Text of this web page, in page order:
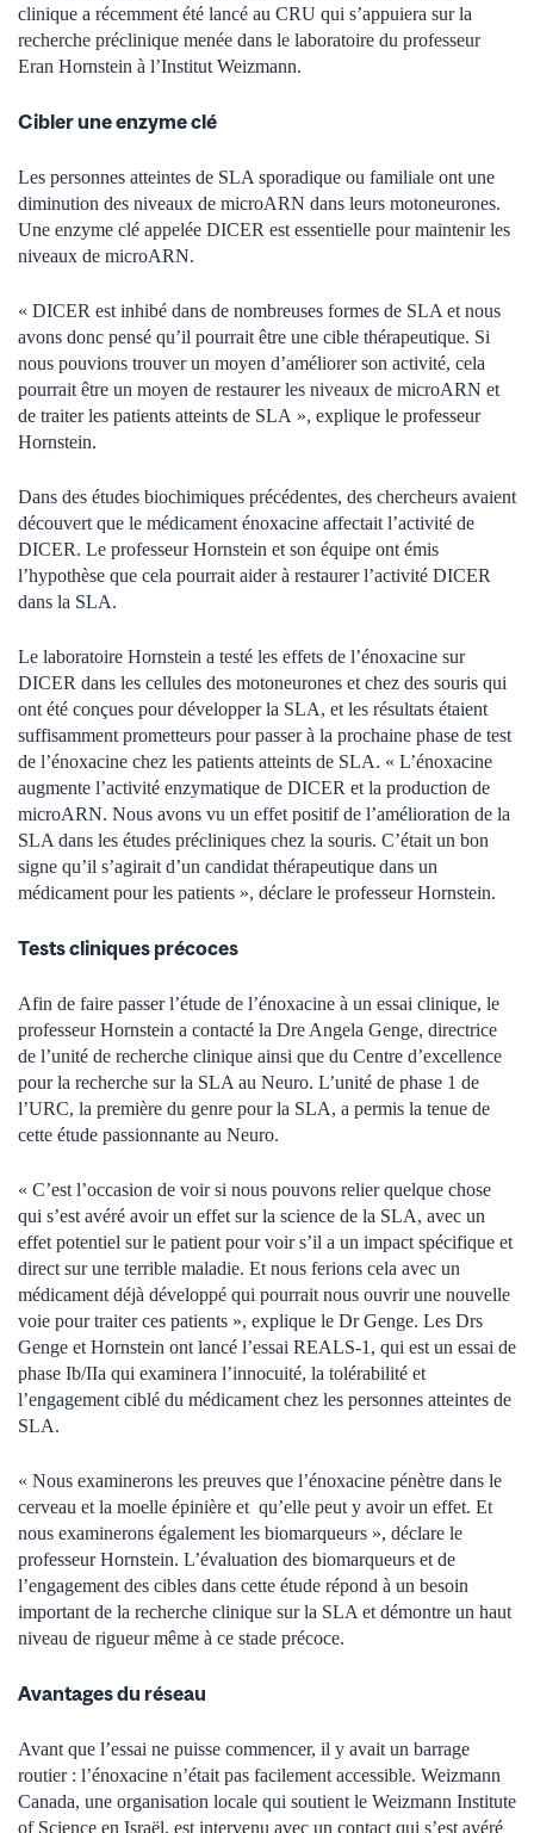
clinique a récemment été lancé au CRU qui s’appuiera sur la
recherche préclinique menée dans le laboratoire du professeur
Eran Hornstein à l’Institut Weizmann.
Cibler une enzyme clé
Les personnes atteintes de SLA sporadique ou familiale ont une
diminution des niveaux de microARN dans leurs motoneurones.
Une enzyme clé appelée DICER est essentielle pour maintenir les
niveaux de microARN.
« DICER est inhibé dans de nombreuses formes de SLA et nous
avons donc pensé qu’il pourrait être une cible thérapeutique. Si
nous pouvions trouver un moyen d’améliorer son activité, cela
pourrait être un moyen de restaurer les niveaux de microARN et
de traiter les patients atteints de SLA », explique le professeur
Hornstein.
Dans des études biochimiques précédentes, des chercheurs avaient
découvert que le médicament énoxacine affectait l’activité de
DICER. Le professeur Hornstein et son équipe ont émis
l’hypothèse que cela pourrait aider à restaurer l’activité DICER
dans la SLA.
Le laboratoire Hornstein a testé les effets de l’énoxacine sur
DICER dans les cellules des motoneurones et chez des souris qui
ont été conçues pour développer la SLA, et les résultats étaient
suffisamment prometteurs pour passer à la prochaine phase de test
de l’énoxacine chez les patients atteints de SLA. « L’énoxacine
augmente l’activité enzymatique de DICER et la production de
microARN. Nous avons vu un effet positif de l’amélioration de la
SLA dans les études précliniques chez la souris. C’était un bon
signe qu’il s’agirait d’un candidat thérapeutique dans un
médicament pour les patients », déclare le professeur Hornstein.
Tests cliniques précoces
Afin de faire passer l’étude de l’énoxacine à un essai clinique, le
professeur Hornstein a contacté la Dre Angela Genge, directrice
de l’unité de recherche clinique ainsi que du Centre d’excellence
pour la recherche sur la SLA au Neuro. L’unité de phase 1 de
l’URC, la première du genre pour la SLA, a permis la tenue de
cette étude passionnante au Neuro.
« C’est l’occasion de voir si nous pouvons relier quelque chose
qui s’est avéré avoir un effet sur la science de la SLA, avec un
effet potentiel sur le patient pour voir s’il a un impact spécifique et
direct sur une terrible maladie. Et nous ferions cela avec un
médicament déjà développé qui pourrait nous ouvrir une nouvelle
voie pour traiter ces patients », explique le Dr Genge. Les Drs
Genge et Hornstein ont lancé l’essai REALS-1, qui est un essai de
phase Ib/IIa qui examinera l’innocuité, la tolérabilité et
l’engagement ciblé du médicament chez les personnes atteintes de
SLA.
« Nous examinerons les preuves que l’énoxacine pénètre dans le
cerveau et la moelle épinière et qu’elle peut y avoir un effet. Et
nous examinerons également les biomarqueurs », déclare le
professeur Hornstein. L’évaluation des biomarqueurs et de
l’engagement des cibles dans cette étude répond à un besoin
important de la recherche clinique sur la SLA et démontre un haut
niveau de rigueur même à ce stade précoce.
Avantages du réseau
Avant que l’essai ne puisse commencer, il y avait un barrage
routier : l’énoxacine n’était pas facilement accessible. Weizmann
Canada, une organisation locale qui soutient le Weizmann Institute
of Science en Israël, est intervenu avec un contact qui s’est avéré